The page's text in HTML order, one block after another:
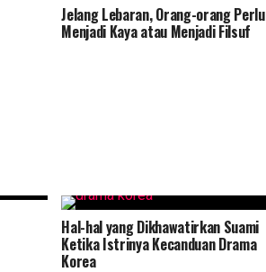
Jelang Lebaran, Orang-orang Perlu
Menjadi Kaya atau Menjadi Filsuf
Hal-hal yang Dikhawatirkan Suami
Ketika Istrinya Kecanduan Drama
Korea